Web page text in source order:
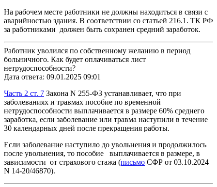
На рабочем месте работники не должны находиться в связи с
аварийностью здания. В соответствии со статьей 216.1. ТК РФ
за работниками должен быть сохранен средний заработок.
Работник уволился по собственному желанию в период
больничного. Как будет оплачиваться лист
нетрудоспособности?
Дата ответа: 09.01.2025 09:01
Часть 2 ст. 7 Закона N 255-ФЗ устанавливает, что при
заболеваниях и травмах пособие по временной
нетрудоспособности выплачивается в размере 60% среднего
заработка, если заболевание или травма наступили в течение
30 календарных дней после прекращения работы.
Если заболевание наступило до увольнения и продолжилось
после увольнения, то пособие выплачивается в размере, в
зависимости от страхового стажа (письмо СФР от 03.10.2024
N 14-20/46870).